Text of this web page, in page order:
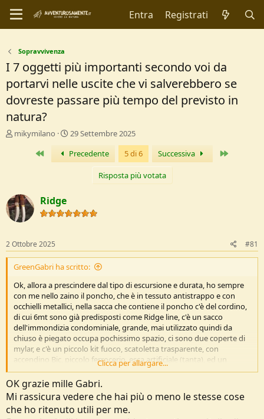
Entra Registrati
Sopravvivenza
I 7 oggetti più importanti secondo voi da
portarvi nelle uscite che vi salverebbero se
dovreste passare più tempo del previsto in
natura?
C
r
e
D
s
c
u
s
s
i
o
n
e
mikymilano
D
t
a
i
o
29 Settembre 2025
Primo Precedente 5 di 6 Successiva
Risposta più votata
Ridge
2 Ottobre 2025 #81
GreenGabri ha scritto:
Ok, allora a prescindere dal tipo di escursione e durata, ho sempre
con me nello zaino il poncho, che è in tessuto antistrappo e con
occhielli metallici, nella sacca che contiene il poncho c'è del cordino,
di cui 6mt sono già predisposti come Ridge line, c'è un sacco
dell'immondizia condominiale, grande, mai utilizzato quindi da
chiuso è piegato occupa pochissimo spazio, ci sono due coperte di
mylar, e c'è un piccolo kit fuoco, scatoletta trasparente, con
accendino Bic, piccolo ferrocerio, esca artificiale (tanta), ed un
fischietto.
Con me capita di avere sempre un coltello di qualche tipo, e
difficilmente manca carta e bussola...
Clicca per allargare...
OK grazie mille Gabri.
Mi rassicura vedere che hai più o meno le stesse cose
che ho ritenuto utili per me.